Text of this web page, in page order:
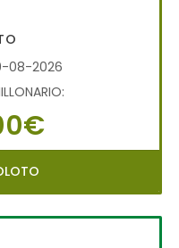
08-2026